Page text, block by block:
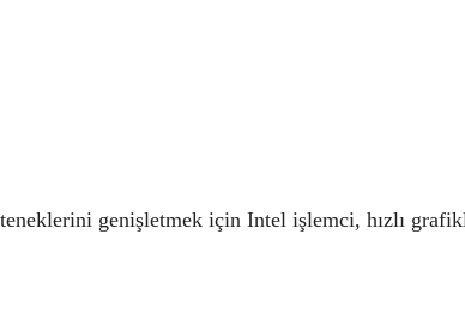
genişletmek için Intel işlemci, hızlı